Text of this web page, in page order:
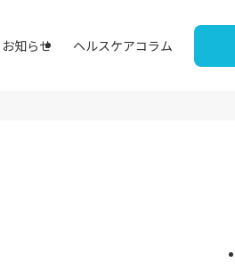
お知らせ ヘルスケアコラム